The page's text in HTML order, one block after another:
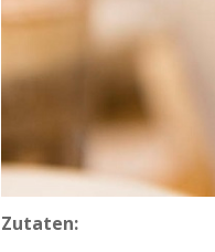
Zutaten: